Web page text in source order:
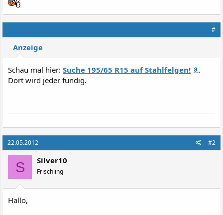
#
Anzeige
Schau mal hier: Suche 195/65 R15 auf Stahlfelgen!
.
Dort wird jeder fündig.
22.05.2012 #2
S Silver10
Frischling
Hallo,